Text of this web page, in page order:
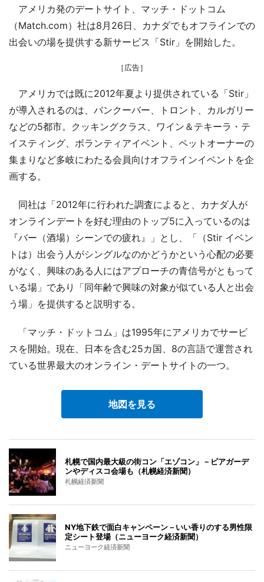
アメリカ発のデートサイト、マッチ・ドットコム
（Match.com）社は8月26日、カナダでもオフラインでの
出会いの場を提供する新サービス「Stir」を開始した。
［広告］
アメリカでは既に2012年夏より提供されている「Stir」
が導入されるのは、バンクーバー、トロント、カルガリー
などの5都市。クッキングクラス、ワイン＆テキーラ・テ
イスティング、ボランティアイベント、ペットオーナーの
集まりなど多岐にわたる会員向けオフラインイベントを企
画する。
同社は「2012年に行われた調査によると、カナダ人が
オンラインデートを好む理由のトップ5に入っているのは
『バー（酒場）シーンでの疲れ』」とし、「（Stir イベン
トは）出会う人がシングルなのかどうかという心配の必要
がなく、興味のある人にはアプローチの青信号がともって
いる場」であり「同年齢で興味の対象が似ている人と出会
う場」を提供すると説明する。
「マッチ・ドットコム」は1995年にアメリカでサービ
スを開始。現在、日本を含む25カ国、8の言語で運営され
ている世界最大のオンライン・デートサイトの一つ。
地図を見る
札幌で国内最大級の街コン「エゾコン」－ビアガーデ
ンやディスコ会場も（札幌経済新聞）
札幌経済新聞
NY地下鉄で面白キャンペーン－いい香りのする男性限
定シート登場（ニューヨーク経済新聞）
ニューヨーク経済新聞